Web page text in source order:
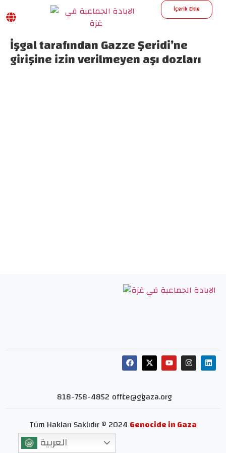
İçerik Ekle
İşgal tarafından Gazze Şeridi’ne
girişine izin verilmeyen aşı dozları
818-758-4852 office@gigaza.org
Tüm Hakları Saklıdır © 2024 Genocide in Gaza
العربية